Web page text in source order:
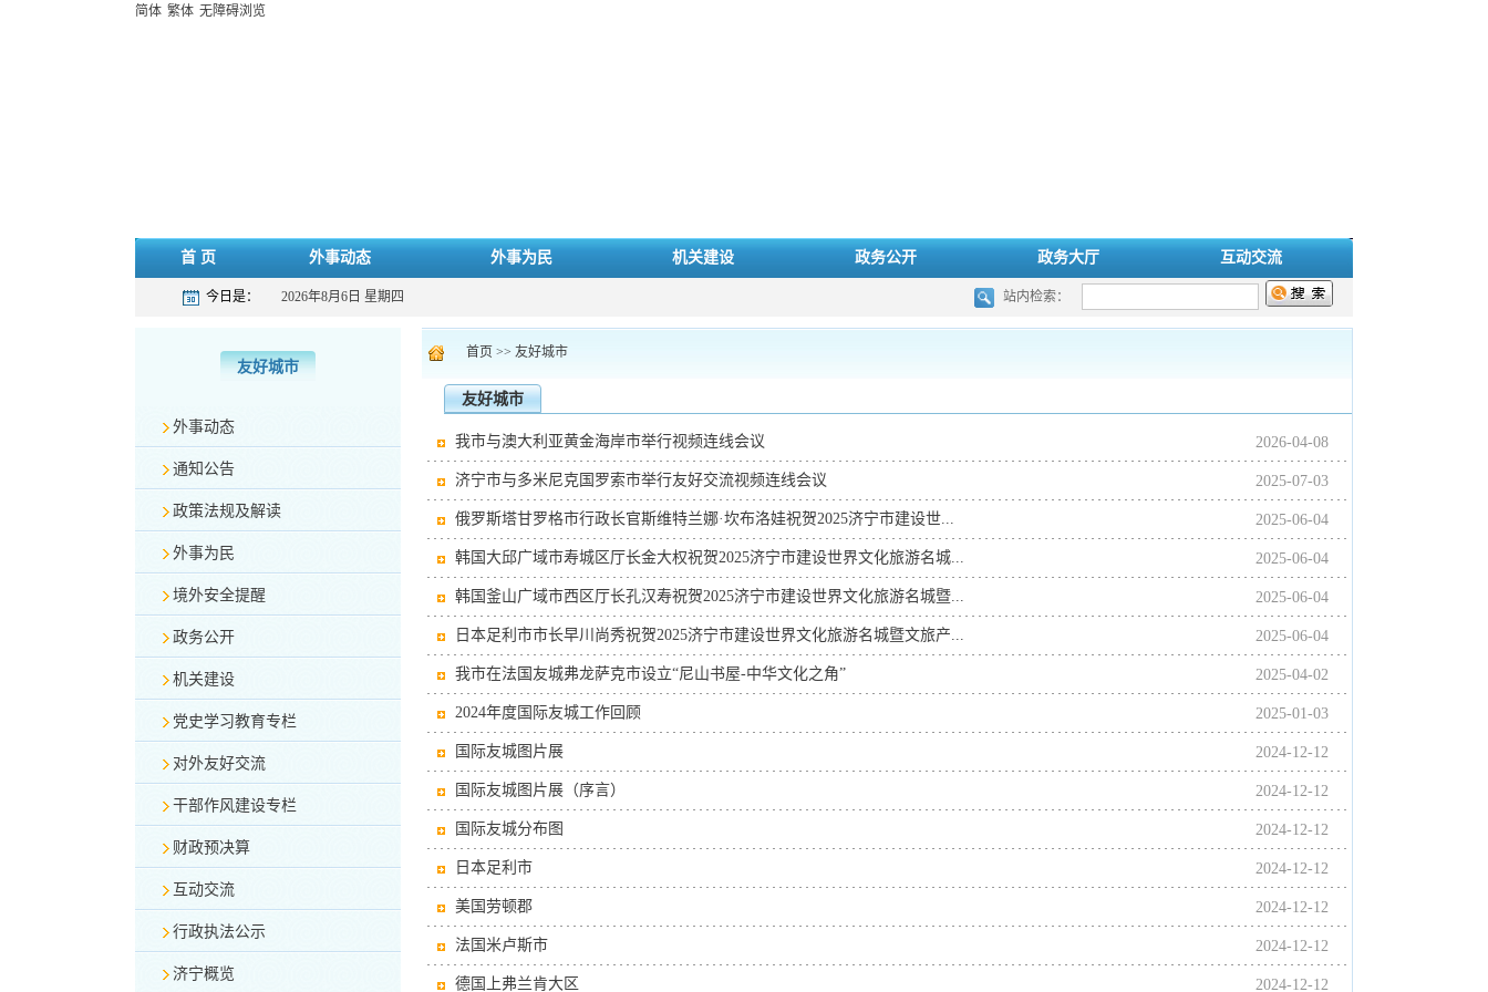
简体 繁体 无障碍浏览
首 页 外事动态 外事为民 机关建设 政务公开 政务大厅 互动交流
今日是： 2026年8月6日 星期四 站内检索：
友好城市
外事动态
通知公告
政策法规及解读
外事为民
境外安全提醒
政务公开
机关建设
党史学习教育专栏
对外友好交流
干部作风建设专栏
财政预决算
互动交流
行政执法公示
济宁概览
首页 >> 友好城市
友好城市
我市与澳大利亚黄金海岸市举行视频连线会议 2026-04-08
济宁市与多米尼克国罗索市举行友好交流视频连线会议 2025-07-03
俄罗斯塔甘罗格市行政长官斯维特兰娜·坎布洛娃祝贺2025济宁市建设世... 2025-06-04
韩国大邱广域市寿城区厅长金大权祝贺2025济宁市建设世界文化旅游名城... 2025-06-04
韩国釜山广域市西区厅长孔汉寿祝贺2025济宁市建设世界文化旅游名城暨... 2025-06-04
日本足利市市长早川尚秀祝贺2025济宁市建设世界文化旅游名城暨文旅产... 2025-06-04
我市在法国友城弗龙萨克市设立“尼山书屋-中华文化之角” 2025-04-02
2024年度国际友城工作回顾 2025-01-03
国际友城图片展 2024-12-12
国际友城图片展（序言） 2024-12-12
国际友城分布图 2024-12-12
日本足利市 2024-12-12
美国劳顿郡 2024-12-12
法国米卢斯市 2024-12-12
德国上弗兰肯大区 2024-12-12